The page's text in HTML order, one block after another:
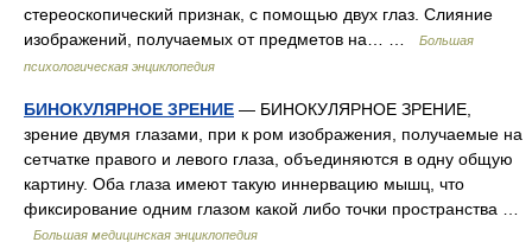
стереоскопический признак, с помощью двух глаз. Слияние
изображений, получаемых от предметов на… …
Большая
психологическая энциклопедия
БИНОКУЛЯРНОЕ ЗРЕНИЕ — БИНОКУЛЯРНОЕ ЗРЕНИЕ,
зрение двумя глазами, при к ром изображения, получаемые на
сетчатке правого и левого глаза, объединяются в одну общую
картину. Оба глаза имеют такую иннервацию мышц, что
фиксирование одним глазом какой либо точки пространства …
Большая медицинская энциклопедия